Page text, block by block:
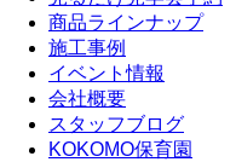
商品ラインナップ
施工事例
イベント情報
会社概要
スタッフブログ
KOKOMO保育園